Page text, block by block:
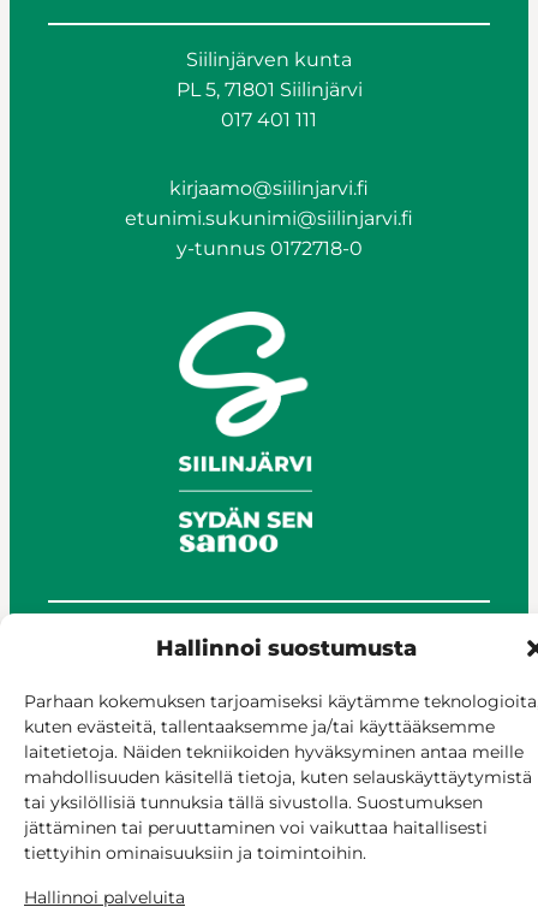
Hallinnoi suostumusta
Parhaan kokemuksen tarjoamiseksi käytämme
kuten evästeitä, tallentaaksemme ja/tai käyttääksemme
laitetietoja. Näiden tekniikoiden hyväksyminen antaa meille
mahdollisuuden käsitellä tietoja, kuten selauskäyttäytymistä
tai yksilöllisiä tunnuksia tällä sivustolla. Suostumuksen
jättäminen tai peruuttaminen voi vaikuttaa haitallisesti
tiettyihin ominaisuuksiin ja toimintoihin.
Hallinnoi palveluita
Siilinjärven kunta
PL 5, 71801 Siilinjärvi
017 401 111
kirjaamo@siilinjarvi.fi
etunimi.sukunimi@siilinjarvi.fi
y-tunnus 0172718-0
© Siilinjärvi 2025
Asioi verkossa
Laskutus ja maksaminen
Saavutettavuus
Evästekäytäntö
Hallitse suostumusta